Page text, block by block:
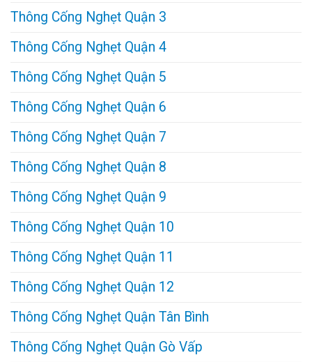
Thông Cống Nghẹt Quận 3
Thông Cống Nghẹt Quận 4
Thông Cống Nghẹt Quận 5
Thông Cống Nghẹt Quận 6
Thông Cống Nghẹt Quận 7
Thông Cống Nghẹt Quận 8
Thông Cống Nghẹt Quận 9
Thông Cống Nghẹt Quận 10
Thông Cống Nghẹt Quận 11
Thông Cống Nghẹt Quận 12
Thông Cống Nghẹt Quận Tân Bình
Thông Cống Nghẹt Quận Gò Vấp